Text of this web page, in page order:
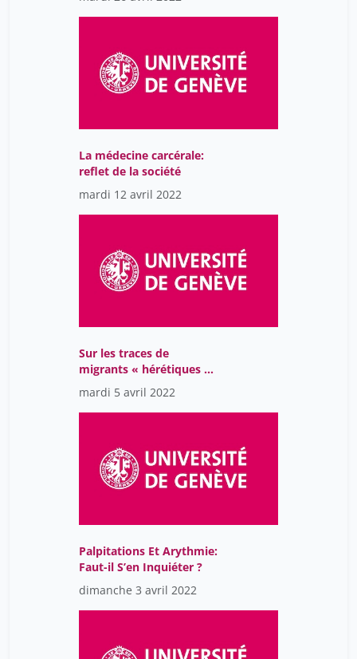
littérature suisse
romande du XXe siècle.
La médecine carcérale:
reflet de la société
mardi 12 avril 2022
Sur les traces de
migrants « hérétiques »
du XIIe au XXIe siècle en
Europe jusqu’aux
Amériques : le cas des
mardi 5 avril 2022
Palpitations Et Arythmie:
Faut-il S’en Inquiéter ?
dimanche 3 avril 2022